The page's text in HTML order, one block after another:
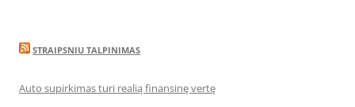
STRAIPSNIU TALPINIMAS
Auto supirkimas turi realią finansinę vertę